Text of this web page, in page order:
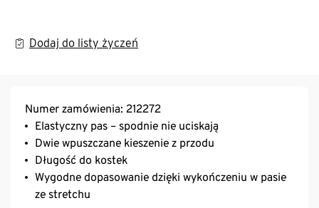
Dodaj do listy życzeń
Numer zamówienia: 212272
Elastyczny pas – spodnie nie uciskają
Dwie wpuszczane kieszenie z przodu
Długość do kostek
Wygodne dopasowanie dzięki wykończeniu w pasie
ze stretchu